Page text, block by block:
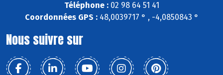
Téléphone :02 98 64 51 41
Coordonnées GPS :48,0039717 ° , -4,0850843 °
Nous suivre sur